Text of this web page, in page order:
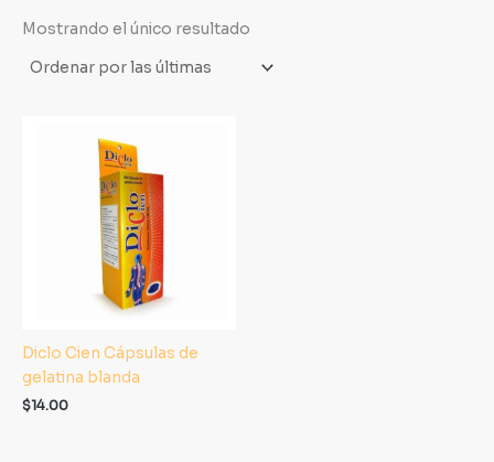
Mostrando el único resultado
Diclo Cien Cápsulas de
gelatina blanda
$14.00